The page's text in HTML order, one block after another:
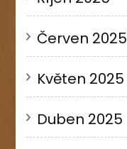
Červen 2025
Květen 2025
Duben 2025